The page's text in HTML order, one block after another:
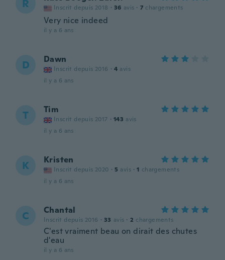
R Inscrit depuis 2018 · 36 avis · 7 chargements
Very nice indeed
il y a 6 ans
D Dawn
Inscrit depuis 2016 · 4 avis
il y a 6 ans
T Tim
Inscrit depuis 2017 · 143 avis
il y a 6 ans
K Kristen
Inscrit depuis 2020 · 5 avis · 1 chargements
il y a 6 ans
C Chantal
Inscrit depuis 2016 · 33 avis · 2 chargements
C'est vraiment beau on dirait des chutes
d'eau
il y a 6 ans